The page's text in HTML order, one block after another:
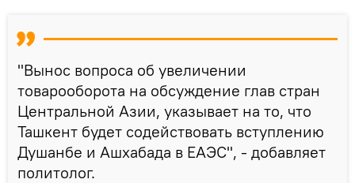
"Вынос вопроса об увеличении
товарооборота на обсуждение глав стран
Центральной Азии, указывает на то, что
Ташкент будет содействовать вступлению
Душанбе и Ашхабада в ЕАЭС", - добавляет
политолог.